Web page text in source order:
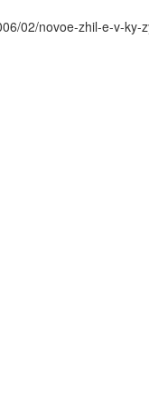
02/novoe-zhil-e-v-